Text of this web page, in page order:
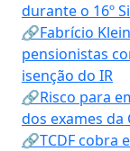
durante o 16º
🔗Fabrício
pensionistas
isenção do IR
🔗Risco para
dos exames da
🔗TCDF cobra